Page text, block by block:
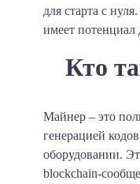
для старта с
имеет потенциал
Кто
Майнер – это
генерацией
оборудовании.
blockchain-